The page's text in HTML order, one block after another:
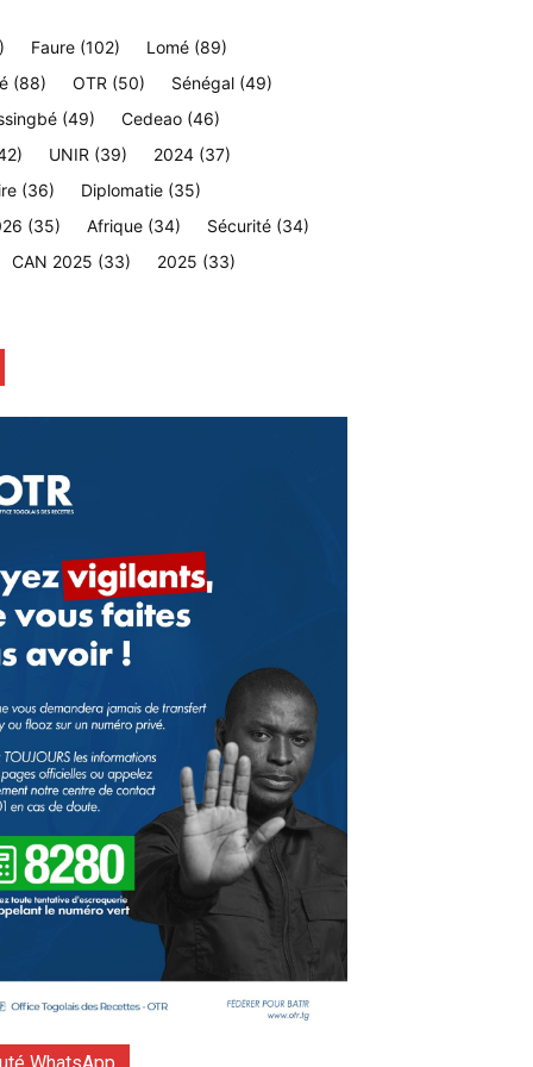
Faure (102) Lomé (89)
(88) OTR (50) Sénégal (49)
(49) Cedeao (46)
UNIR (39) 2024 (37)
(36) Diplomatie (35)
(35) Afrique (34) Sécurité (34)
CAN 2025 (33) 2025 (33)
WhatsApp